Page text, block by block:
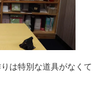
は特別な道具がなくて